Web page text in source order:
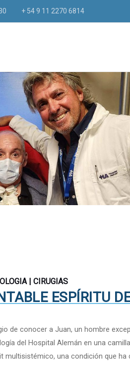
+ 54 9 11 2270 6814
| CIRUGIAS
ESPÍRITU
de conocer a Juan, un hombre
del Hospital Alemán en una
multisistémico, una condición que